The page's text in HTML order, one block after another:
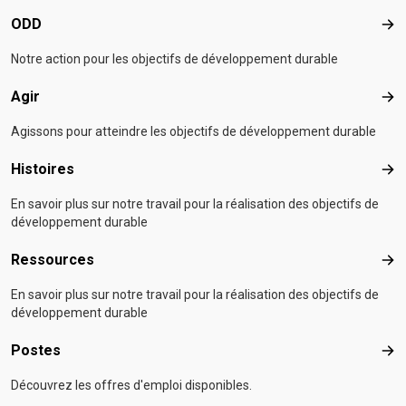
ODD
Notre action pour les objectifs de développement durable
Agir Agir
Agissons pour atteindre les objectifs de développement durable
Histoires
En savoir plus sur notre travail pour la réalisation des objectifs de
développement durable
Ressources
En savoir plus sur notre travail pour la réalisation des objectifs de
développement durable
Postes
Découvrez les offres d'emploi disponibles.